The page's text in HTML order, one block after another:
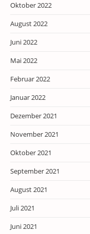
Oktober 2022
August 2022
Juni 2022
Mai 2022
Februar 2022
Januar 2022
Dezember 2021
November 2021
Oktober 2021
September 2021
August 2021
Juli 2021
Juni 2021